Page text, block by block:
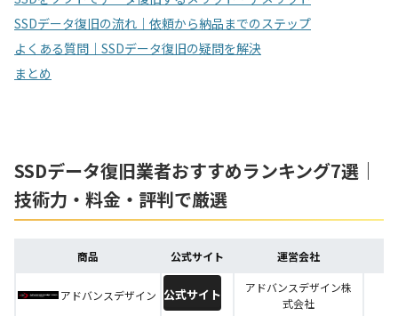
SSDデータ復旧の流れ｜依頼から納品までのステップ
よくある質問｜SSDデータ復旧の疑問を解決
まとめ
SSDデータ復旧業者おすすめランキング7選｜
技術力・料金・評判で厳選
商品 公式サイト 運営会社
アドバンスデザイン 公式サイト
アドバンスデザイン株
式会社